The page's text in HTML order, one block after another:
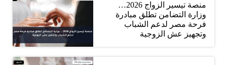
منصة تيسير الزواج 2026…
وزارة التضامن تطلق مبادرة
فرحة مصر لدعم الشباب
وتجهيز عش الزوجية